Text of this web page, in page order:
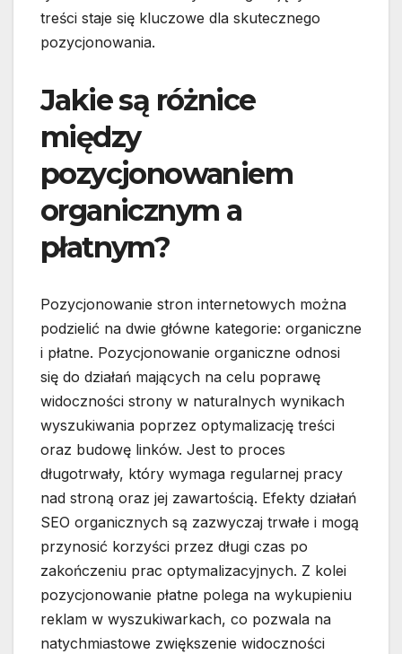
treści staje się kluczowe dla skutecznego
pozycjonowania.
Jakie są różnice
między
pozycjonowaniem
organicznym a
płatnym?
Pozycjonowanie stron internetowych można
podzielić na dwie główne kategorie: organiczne
i płatne. Pozycjonowanie organiczne odnosi
się do działań mających na celu poprawę
widoczności strony w naturalnych wynikach
wyszukiwania poprzez optymalizację treści
oraz budowę linków. Jest to proces
długotrwały, który wymaga regularnej pracy
nad stroną oraz jej zawartością. Efekty działań
SEO organicznych są zazwyczaj trwałe i mogą
przynosić korzyści przez długi czas po
zakończeniu prac optymalizacyjnych. Z kolei
pozycjonowanie płatne polega na wykupieniu
reklam w wyszukiwarkach, co pozwala na
natychmiastowe zwiększenie widoczności